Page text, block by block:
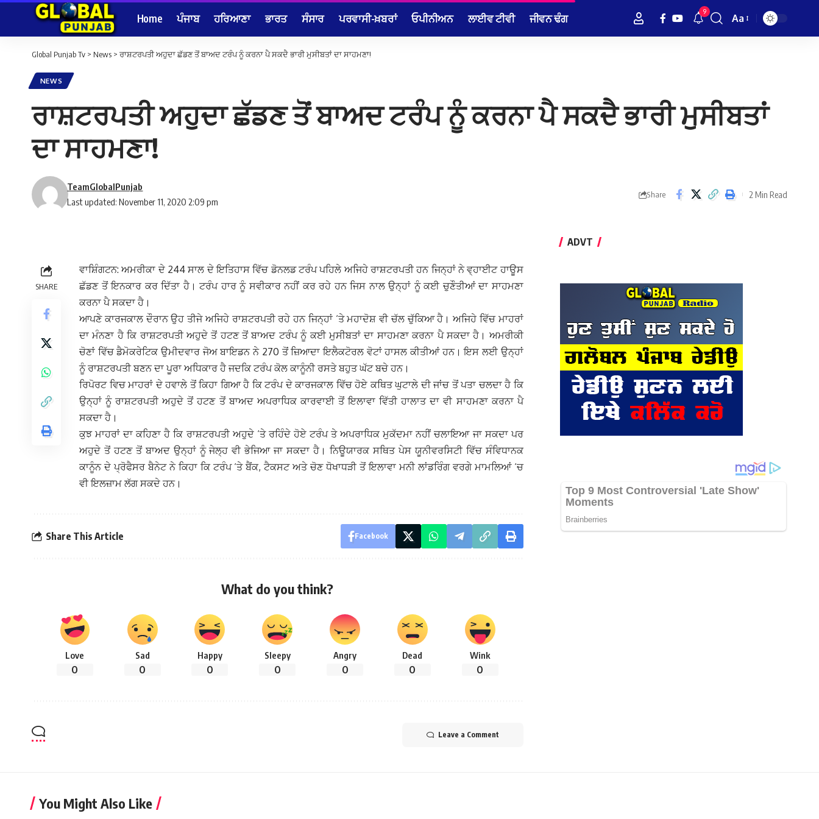
Home ਪੰਜਾਬ ਹਰਿਆਣਾ ਭਾਰਤ ਸੰਸਾਰ ਪਰਵਾਸੀ-ਖ਼ਬਰਾਂ ਓਪੀਨੀਅਨ ਲਾਈਵ ਟੀਵੀ ਜੀਵਨ ਢੰਗ 9
Font
Aa
Global Punjab Tv > News > ਰਾਸ਼ਟਰਪਤੀ ਅਹੁਦਾ ਛੱਡਣ ਤੋਂ ਬਾਅਦ ਟਰੰਪ ਨੂੰ ਕਰਨਾ ਪੈ ਸਕਦੈ ਭਾਰੀ ਮੁਸੀਬਤਾਂ ਦਾ ਸਾਹਮਣਾ!
NEWS
ਰਾਸ਼ਟਰਪਤੀ ਅਹੁਦਾ ਛੱਡਣ ਤੋਂ ਬਾਅਦ ਟਰੰਪ ਨੂੰ ਕਰਨਾ ਪੈ ਸਕਦੈ ਭਾਰੀ ਮੁਸੀਬਤਾਂ
ਦਾ ਸਾਹਮਣਾ!
Last updated: November 11, 2020 2:09 pm
TeamGlobalPunjab
Share 2 Min Read
SHARE
ਵਾਸ਼ਿੰਗਟਨ: ਅਮਰੀਕਾ ਦੇ 244 ਸਾਲ ਦੇ ਇਤਿਹਾਸ ਵਿੱਚ ਡੋਨਲਡ ਟਰੰਪ ਪਹਿਲੇ ਅਜਿਹੇ ਰਾਸ਼ਟਰਪਤੀ ਹਨ ਜਿਨ੍ਹਾਂ ਨੇ ਵ੍ਹਾਈਟ ਹਾਊਸ
ਛੱਡਣ ਤੋਂ ਇਨਕਾਰ ਕਰ ਦਿੱਤਾ ਹੈ। ਟਰੰਪ ਹਾਰ ਨੂੰ ਸਵੀਕਾਰ ਨਹੀਂ ਕਰ ਰਹੇ ਹਨ ਜਿਸ ਨਾਲ ਉਨ੍ਹਾਂ ਨੂੰ ਕਈ ਚੁਣੌਤੀਆਂ ਦਾ ਸਾਹਮਣਾ
ਕਰਨਾ ਪੈ ਸਕਦਾ ਹੈ।
ਆਪਣੇ ਕਾਰਜਕਾਲ ਦੌਰਾਨ ਉਹ ਤੀਜੇ ਅਜਿਹੇ ਰਾਸ਼ਟਰਪਤੀ ਰਹੇ ਹਨ ਜਿਨ੍ਹਾਂ ‘ਤੇ ਮਹਾਦੋਸ਼ ਵੀ ਚੱਲ ਚੁੱਕਿਆ ਹੈ। ਅਜਿਹੇ ਵਿੱਚ ਮਾਹਰਾਂ
ਦਾ ਮੰਨਣਾ ਹੈ ਕਿ ਰਾਸ਼ਟਰਪਤੀ ਅਹੁਦੇ ਤੋਂ ਹਟਣ ਤੋਂ ਬਾਅਦ ਟਰੰਪ ਨੂੰ ਕਈ ਮੁਸੀਬਤਾਂ ਦਾ ਸਾਹਮਣਾ ਕਰਨਾ ਪੈ ਸਕਦਾ ਹੈ। ਅਮਰੀਕੀ
ਚੋਣਾਂ ਵਿੱਚ ਡੈਮੋਕਰੇਟਿਕ ਉਮੀਦਵਾਰ ਜੋਅ ਬਾਇਡਨ ਨੇ 270 ਤੋਂ ਜ਼ਿਆਦਾ ਇਲੈਕਟੋਰਲ ਵੋਟਾਂ ਹਾਸਲ ਕੀਤੀਆਂ ਹਨ। ਇਸ ਲਈ ਉਨ੍ਹਾਂ
ਨੂੰ ਰਾਸ਼ਟਰਪਤੀ ਬਣਨ ਦਾ ਪੂਰਾ ਅਧਿਕਾਰ ਹੈ ਜਦਕਿ ਟਰੰਪ ਕੋਲ ਕਾਨੂੰਨੀ ਰਸਤੇ ਬਹੁਤ ਘੱਟ ਬਚੇ ਹਨ।
ਰਿਪੋਰਟ ਵਿਚ ਮਾਹਰਾਂ ਦੇ ਹਵਾਲੇ ਤੋਂ ਕਿਹਾ ਗਿਆ ਹੈ ਕਿ ਟਰੰਪ ਦੇ ਕਾਰਜਕਾਲ ਵਿੱਚ ਹੋਏ ਕਥਿਤ ਘੁਟਾਲੇ ਦੀ ਜਾਂਚ ਤੋਂ ਪਤਾ ਚਲਦਾ ਹੈ ਕਿ
ਉਨ੍ਹਾਂ ਨੂੰ ਰਾਸ਼ਟਰਪਤੀ ਅਹੁਦੇ ਤੋਂ ਹਟਣ ਤੋਂ ਬਾਅਦ ਅਪਰਾਧਿਕ ਕਾਰਵਾਈ ਤੋਂ ਇਲਾਵਾ ਵਿੱਤੀ ਹਾਲਾਤ ਦਾ ਵੀ ਸਾਹਮਣਾ ਕਰਨਾ ਪੈ
ਸਕਦਾ ਹੈ।
ਕੁਝ ਮਾਹਰਾਂ ਦਾ ਕਹਿਣਾ ਹੈ ਕਿ ਰਾਸ਼ਟਰਪਤੀ ਅਹੁਦੇ ‘ਤੇ ਰਹਿੰਦੇ ਹੋਏ ਟਰੰਪ ਤੇ ਅਪਰਾਧਿਕ ਮੁਕੱਦਮਾ ਨਹੀਂ ਚਲਾਇਆ ਜਾ ਸਕਦਾ ਪਰ
ਅਹੁਦੇ ਤੋਂ ਹਟਣ ਤੋਂ ਬਾਅਦ ਉਨ੍ਹਾਂ ਨੂੰ ਜੇਲ੍ਹ ਵੀ ਭੇਜਿਆ ਜਾ ਸਕਦਾ ਹੈ। ਨਿਊਯਾਰਕ ਸਥਿਤ ਪੇਸ ਯੂਨੀਵਰਸਿਟੀ ਵਿੱਚ ਸੰਵਿਧਾਨਕ
ਕਾਨੂੰਨ ਦੇ ਪ੍ਰੋਫੈਸਰ ਬੈਨੇਟ ਨੇ ਕਿਹਾ ਕਿ ਟਰੰਪ ‘ਤੇ ਬੈਂਕ, ਟੈਕਸਟ ਅਤੇ ਚੋਣ ਧੋਖਾਧੜੀ ਤੋਂ ਇਲਾਵਾ ਮਨੀ ਲਾਂਡਰਿੰਗ ਵਰਗੇ ਮਾਮਲਿਆਂ ‘ਚ
ਵੀ ਇਲਜ਼ਾਮ ਲੱਗ ਸਕਦੇ ਹਨ।
Share This Article Facebook
What do you think?
Love
0
Sad
0
Happy
0
Sleepy
0
Angry
0
Dead
0
Wink
0
Leave a Comment
ADVT
You Might Also Like